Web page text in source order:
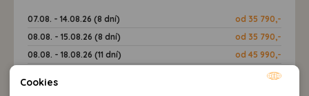
07.08. - 14.08.26 (8 dní)
od 35 790,-
08.08. - 15.08.26 (8 dní)
od 35 790,-
08.08. - 18.08.26 (11 dní)
od 45 990,-
Cookies